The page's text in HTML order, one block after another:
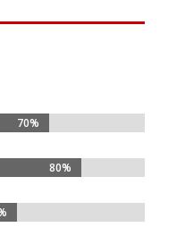
70%
70%
80%
80%